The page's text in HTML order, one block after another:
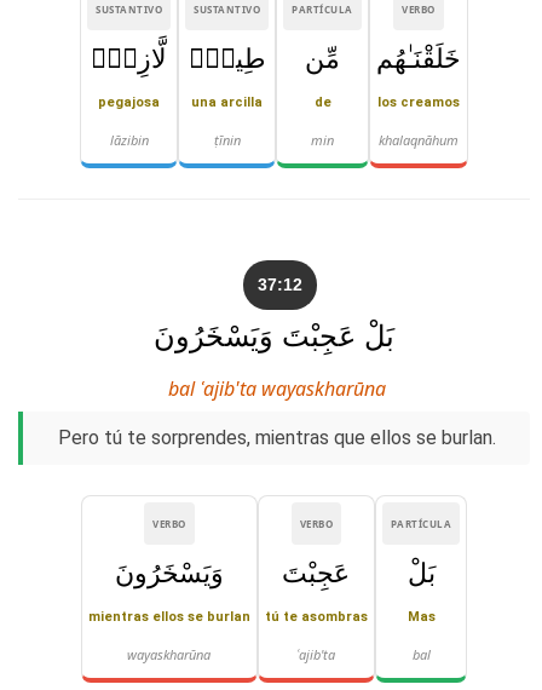
VERBO
خَلَقْنَـٰهُم
los creamos
khalaqnāhum
PARTÍCULA
مِّن
de
min
SUSTANTIVO
طِينٍۢ
una arcilla
ṭīnin
SUSTANTIVO
لَّازِبٍۭ
pegajosa
lāzibin
37:12
بَلْ عَجِبْتَ وَيَسْخَرُونَ
bal ʿajib'ta wayaskharūna
Pero tú te sorprendes, mientras que ellos se burlan.
PARTÍCULA
بَلْ
Mas
bal
VERBO
عَجِبْتَ
tú te asombras
ʿajib'ta
VERBO
وَيَسْخَرُونَ
mientras ellos se burlan
wayaskharūna